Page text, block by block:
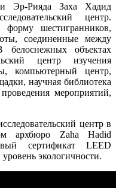
Эр-Рияда Заха Хадид
центр.
шестигранников,
соединенные между
объектах
центр изучения
компьютерный центр,
научная библиотека
мероприятий,
центр в
архбюро Zaha Hadid
сертификат LEED
экологичности.